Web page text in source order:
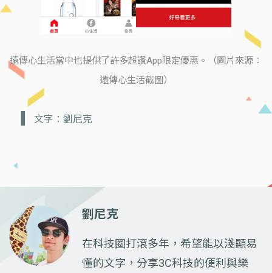
遠傳心生活當中也提供了許多超讚App限定優惠。（圖片來源：
遠傳心生活截圖）
文字：劉尼克
劉尼克
在科技圈打滾多年，希望能以淺顯易
懂的文字，分享3C科技的便利與樂